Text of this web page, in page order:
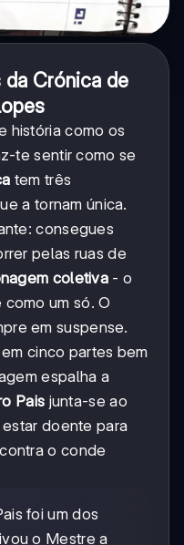
Crónica de
história como os
te sentir como se
tem três
a tornam única.
consegues
pelas ruas de
coletiva - o
um só. O
em suspense.
cinco partes bem
espalha a
Pais junta-se ao
doente para
o conde
foi um dos
o Mestre a